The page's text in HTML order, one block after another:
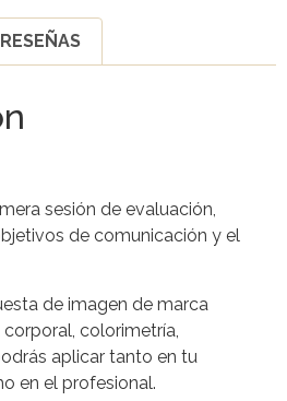
RESEÑAS
sesión de evaluación,
de comunicación y el
de imagen de marca
colorimetría,
aplicar tanto en tu
en el profesional.